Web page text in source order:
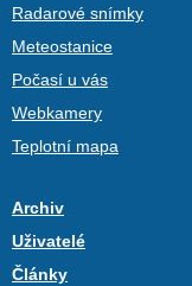
Radarové snímky
Meteostanice
Počasí u vás
Webkamery
Teplotní mapa
Archiv
Uživatelé
Články